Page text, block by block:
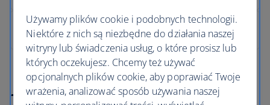
Używamy plików cookie i podobnych technologii.
Niektóre z nich są niezbędne do działania naszej
witryny lub świadczenia usług, o które prosisz lub
których oczekujesz. Chcemy też używać
opcjonalnych plików cookie, aby poprawiać Twoje
wrażenia, analizować sposób używania naszej